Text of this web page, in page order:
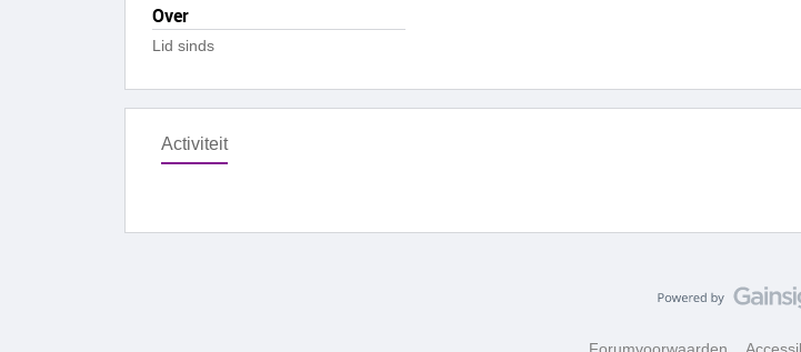
Over
Lid sinds
Activiteit